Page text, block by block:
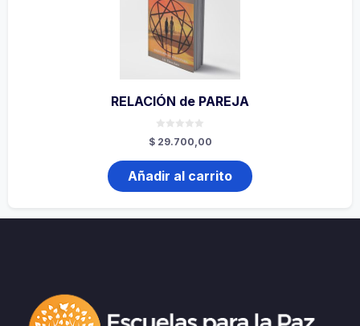
RELACIÓN de PAREJA
0
de
$29.700,00
Añadir al carrito